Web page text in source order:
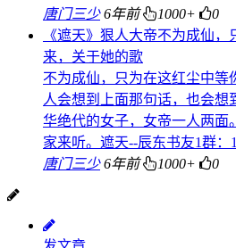
唐门三少 6年前 1000+
0
《遮天》狠人大帝不为成仙
来，关于她的歌
不为成仙，只为在这红尘中等
人会想到上面那句话，也会想
华绝代的女子，女帝一人两面
家来听。遮天--辰东书友1群：
唐门三少 6年前 1000+ 0